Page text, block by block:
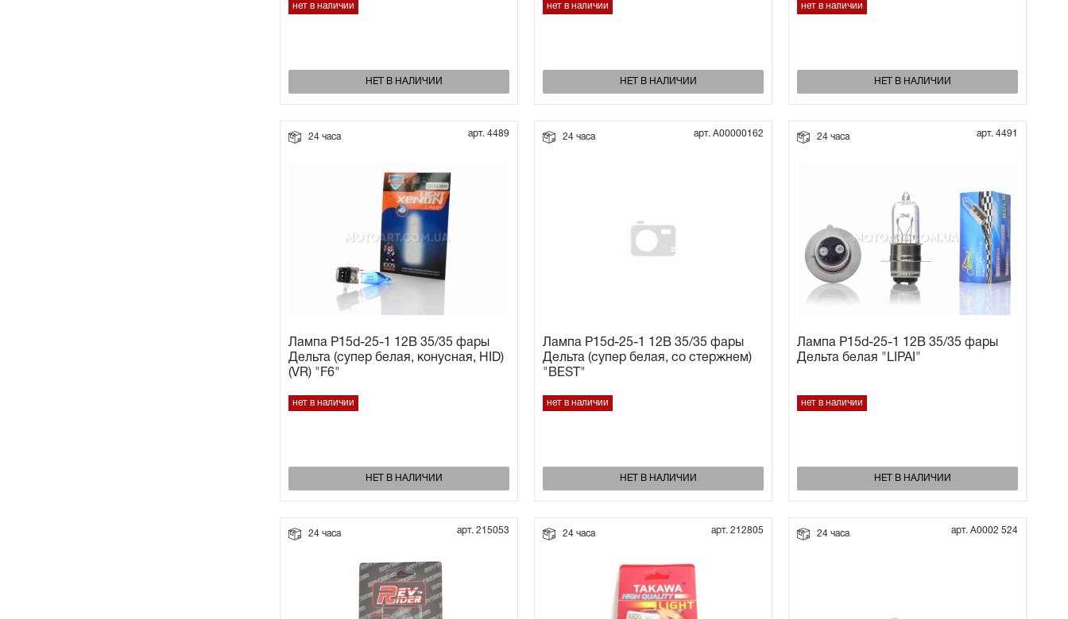
нет в наличии
НЕТ В НАЛИЧИИ
нет в наличии
НЕТ В НАЛИЧИИ
нет в наличии
НЕТ В НАЛИЧИИ
24 часа арт. 4489
Лампа P15d-25-1 12В 35/35 фары
Дельта (супер белая, конусная, HID)
(VR) "F6"
нет в наличии
НЕТ В НАЛИЧИИ
24 часа арт. А00000162
Лампа P15d-25-1 12В 35/35 фары
Дельта (супер белая, со стержнем)
"BEST"
нет в наличии
НЕТ В НАЛИЧИИ
24 часа арт. 4491
Лампа P15d-25-1 12В 35/35 фары
Дельта белая "LIPAI"
нет в наличии
НЕТ В НАЛИЧИИ
24 часа арт. 215053 24 часа арт. 212805 24 часа арт. А0002 524